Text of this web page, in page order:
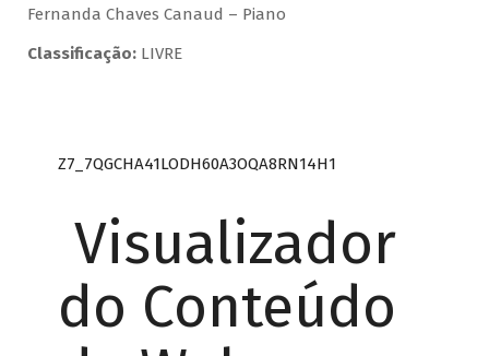
Fernanda Chaves Canaud – Piano
Classificação:LIVRE
Z7_7QGCHA41LODH60A3OQA8RN14H1
Visualizador
do Conteúdo